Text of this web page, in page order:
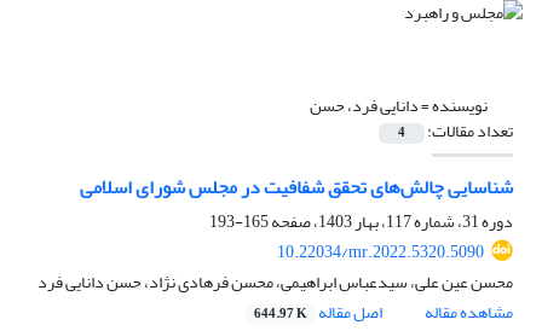
نویسنده =دانایی فرد، حسن
تعداد مقالات: 4
شناسایی چالش‌های تحقق شفافیت در مجلس شورای اسلامی
دوره 31، شماره 117، بهار 1403، صفحه
165-193
10.22034/mr.2022.5320.5090
محسن عین علی، سیدعباس ابراهیمی، محسن فرهادی نژاد، حسن دانایی فرد
مشاهده مقاله
اصل مقاله 644.97 K